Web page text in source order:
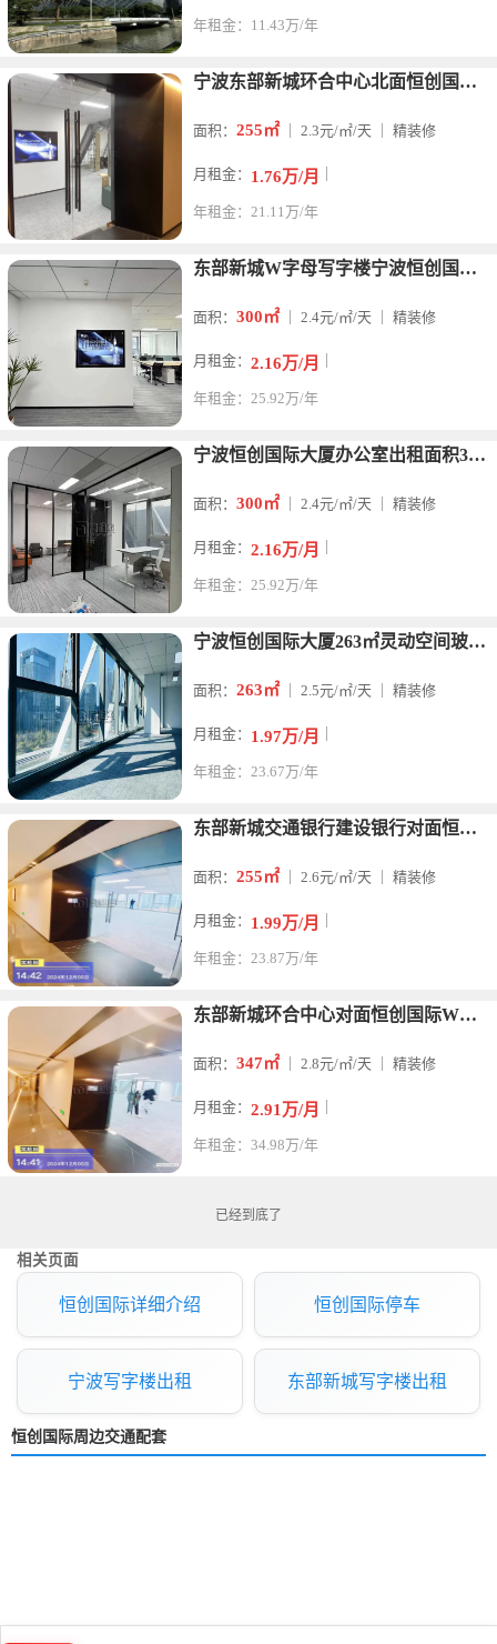
年租金：11.43万/年
宁波东部新城环合中心北面恒创国际大厦255平写字楼出租
面积： 255㎡｜ 2.3元/㎡/天 ｜ 精装修
月租金： 1.76万/月
年租金：21.11万/年
东部新城W字母写字楼宁波恒创国际大厦300平米办公室全新装修
面积： 300㎡｜ 2.4元/㎡/天 ｜ 精装修
月租金： 2.16万/月
年租金：25.92万/年
宁波恒创国际大厦办公室出租面积300平米精装修
面积： 300㎡｜ 2.4元/㎡/天 ｜ 精装修
月租金： 2.16万/月
年租金：25.92万/年
宁波恒创国际大厦263㎡灵动空间玻璃幕墙办公楼出租
面积： 263㎡｜ 2.5元/㎡/天 ｜ 精装修
月租金： 1.97万/月
年租金：23.67万/年
东部新城交通银行建设银行对面恒创国际大厦255平米精装修写字
面积： 255㎡｜ 2.6元/㎡/天 ｜ 精装修
月租金： 1.99万/月
年租金：23.87万/年
东部新城环合中心对面恒创国际W造型大楼247平米精装修办公室
面积： 347㎡｜ 2.8元/㎡/天 ｜ 精装修
月租金： 2.91万/月
年租金：34.98万/年
已经到底了
相关页面
恒创国际详细介绍 恒创国际停车
宁波写字楼出租 东部新城写字楼出租
恒创国际周边交通配套